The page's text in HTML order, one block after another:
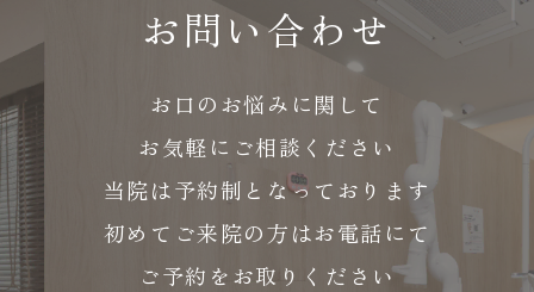
お問い合わせ
お口のお悩みに関して
お気軽にご相談ください
当院は予約制となっております
初めてご来院の方はお電話にて
ご予約をお取りください